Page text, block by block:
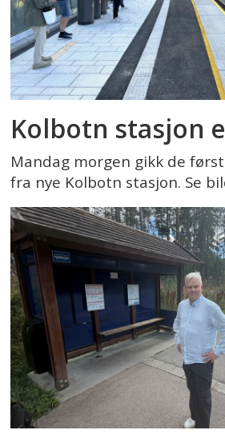
Kolbotn stasjon
Mandag morgen gikk de
fra nye Kolbotn stasjon. Se